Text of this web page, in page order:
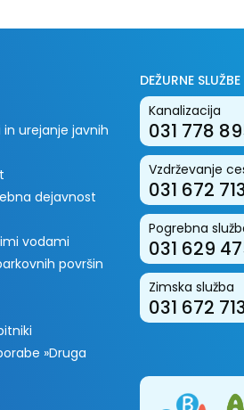
in urejanje javnih
dejavnost
vodami
površin
»Druga
DEŽURNE SLUŽBE
Kanalizacija
031 778
Vzdrževanje
031 672
Pogrebna
031 629
Zimska služba
031 672